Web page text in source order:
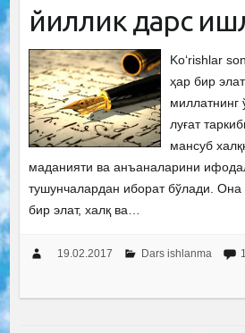
йиллик дарс
Ko‘rishlar
ҳар бир
миллатнинг
луғат
мансуб
маданияти ва анъаналарини
тушунчалардан иборат бўлади. Она
бир элат, халқ ва…
19.02.2017 Dars ishlanma